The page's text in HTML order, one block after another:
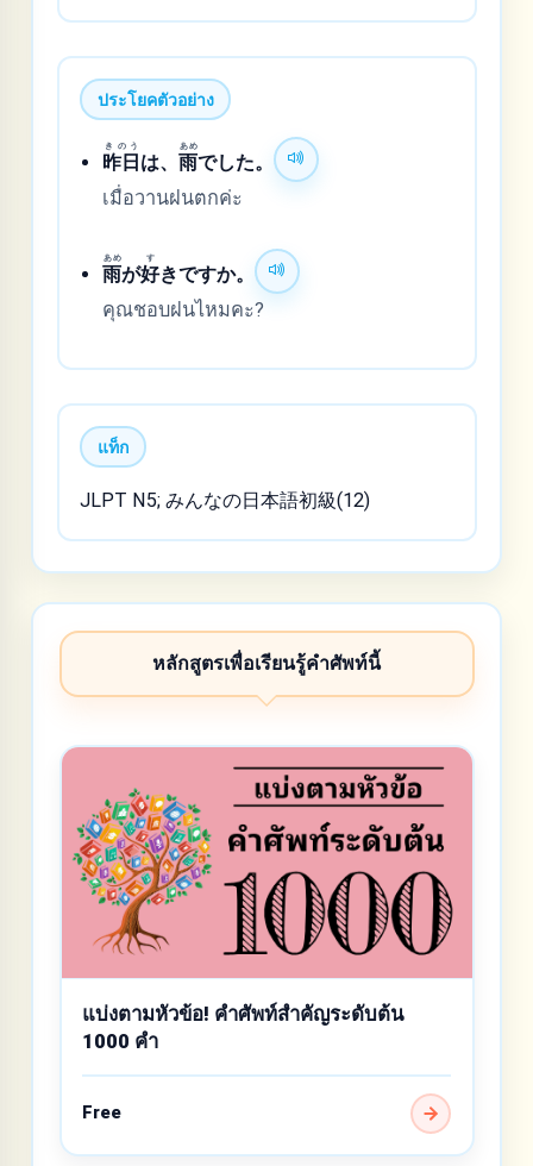
ประโยคตัวอย่าง
昨日
きのう
は、雨
あめ
でした。
เมื่อวานฝนตกค่ะ
雨
あめ
が好
す
きですか。
คุณชอบฝนไหมคะ?
แท็ก
JLPT N5; みんなの日本語初級(12)
หลักสูตรเพื่อเรียนรู้คำศัพท์นี้
แบ่งตามหัวข้อ! คำศัพท์สำคัญระดับต้น
1000 คำ
Free